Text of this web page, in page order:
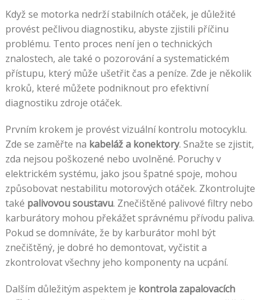
Když se motorka nedrží stabilních otáček, je důležité
provést pečlivou diagnostiku, abyste zjistili příčinu
problému. Tento proces není jen o technických
znalostech, ale také o pozorování a systematickém
přístupu, který může ušetřit čas a peníze. Zde je několik
kroků, které můžete podniknout pro efektivní
diagnostiku zdroje otáček.
Prvním krokem je provést vizuální kontrolu motocyklu.
Zde se zaměřte na kabeláž a konektory. Snažte se zjistit,
zda nejsou poškozené nebo uvolněné. Poruchy v
elektrickém systému, jako jsou špatné spoje, mohou
způsobovat nestabilitu motorových otáček. Zkontrolujte
také palivovou soustavu. Znečištěné palivové filtry nebo
karburátory mohou překážet správnému přívodu paliva.
Pokud se domníváte, že by karburátor mohl být
znečištěný, je dobré ho demontovat, vyčistit a
zkontrolovat všechny jeho komponenty na ucpání.
Dalším důležitým aspektem je kontrola zapalovacích